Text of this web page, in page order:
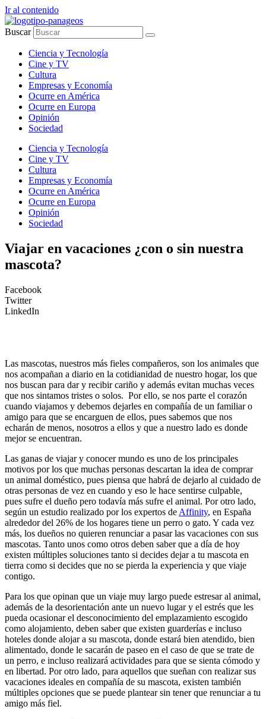
Ir al contenido
Buscar
Ciencia y Tecnología
Cine y TV
Cultura
Empresas y Economía
Ocurre en América
Ocurre en Europa
Opinión
Sociedad
Ciencia y Tecnología
Cine y TV
Cultura
Empresas y Economía
Ocurre en América
Ocurre en Europa
Opinión
Sociedad
Viajar en vacaciones ¿con o sin nuestra
mascota?
Facebook
Twitter
LinkedIn
Las mascotas, nuestros más fieles compañeros, son los animales que
nos acompañan a diario en la cotidianidad de nuestro hogar, los que
nos buscan para dar y recibir cariño y además evitan muchas veces
que nos sintamos tristes o solos. Por ello, se nos parte el corazón
cuando viajamos y debemos dejarles en compañía de un familiar o
amigo para que se encarguen de ellos, pues sabemos que nos
echarán de menos, nosotros a ellos y que a nuestro lado es donde
mejor se encuentran.
Las ganas de viajar y conocer mundo es uno de los principales
motivos por los que muchas personas descartan la idea de comprar
un animal doméstico, pues piensa que habrá de dejarlo al cuidado de
otras personas de vez en cuando y eso le hace sentirse culpable,
pues sufre el dueño pero todavía más sufre el animal. Por otro lado,
según un estudio realizado por los expertos de Affinity, en España
alrededor del 26% de los hogares tiene un perro o gato. Y cada vez
más, los dueños no quieren renunciar a pasar las vacaciones con sus
mascotas. Tanto unos como otros deben saber que a día de hoy
existen múltiples soluciones tanto si decides dejar a tu mascota en
tierra como si decides que no se pierda la experiencia y que viaje
contigo.
Para los que opinan que un viaje muy largo puede estresar al animal,
además de la desorientación ante un nuevo lugar y el estrés que les
pueda ocasionar el desconocimiento del emplazamiento escogido
como alojamiento, deben saber que existen guarderías e incluso
hoteles donde alojar a su mascota, donde estará bien atendido, bien
alimentado, donde le sacarán de paseo en el caso de que se trate de
un perro, e incluso realizará actividades para que se sienta cómodo y
en libertad. Por otro lado, para aquellos que sueñan con realizar sus
vacaciones ideales en compañía de su mascota, existen también
múltiples opciones que se puede plantear sin tener que renunciar a tu
amigo más fiel.